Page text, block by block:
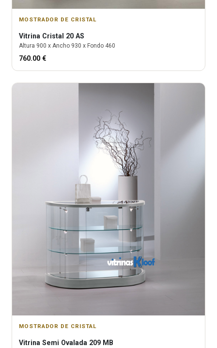
MOSTRADOR DE CRISTAL
Vitrina Cristal 20 AS
Altura 900 x Ancho 930 x Fondo 460
760.00 €
MOSTRADOR DE CRISTAL
Vitrina Semi Ovalada 209 MB